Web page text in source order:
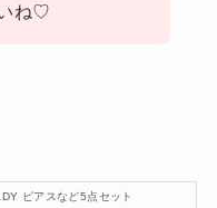
ね♡
ピアスなど5点セット